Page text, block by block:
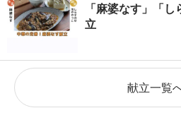
「麻婆なす」「
立
献立一覧